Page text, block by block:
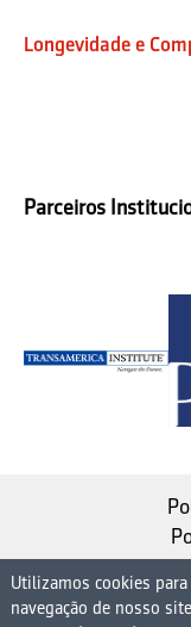
Longevidade e
Parceiros
Utilizamos cookies
navegação de nosso